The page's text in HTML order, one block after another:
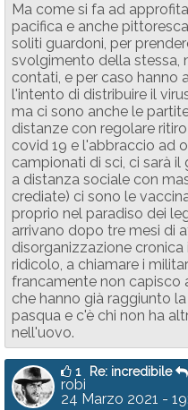
Ma come si fa ad
pacifica e anche
soliti guardoni, per
svolgimento della stessa,
contati, e per caso hanno
l'intento di distribuire il
ma ci sono anche le
distanze con regolare
covid 19 e l'abbraccio ad
campionati di sci, ci sarà
a distanza sociale con
crediate) ci sono le
proprio nel paradiso dei
arrivano dopo tre mesi di
disorganizzazione
ridicolo, a chiamare i
francamente non capisco
che hanno già raggiunto
pasqua e c'è chi non ha
nell'uovo.
1 Re: incredibile
robi
24 Marzo 2021 -